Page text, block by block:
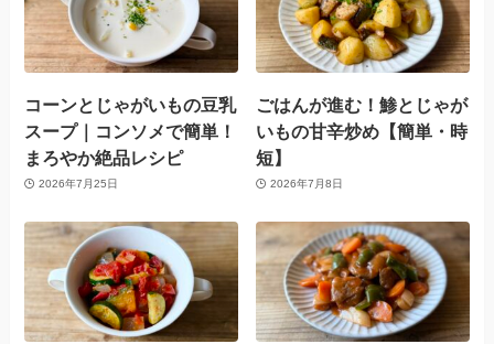
コーンとじゃがいもの豆乳
スープ｜コンソメで簡単！
まろやか絶品レシピ
2026年7月25日
ごはんが進む！鯵とじゃが
いもの甘辛炒め【簡単・時
短】
2026年7月8日